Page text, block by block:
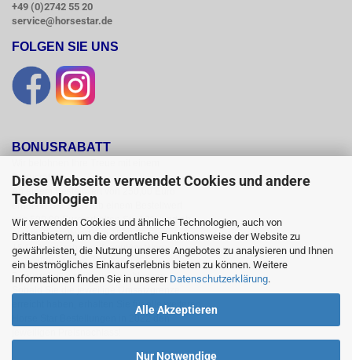
Diese Webseite verwendet Cookies und andere
Technologien
Wir verwenden Cookies und ähnliche Technologien, auch von
Drittanbietern, um die ordentliche Funktionsweise der Website zu
gewährleisten, die Nutzung unseres Angebotes zu analysieren und Ihnen
ein bestmögliches Einkaufserlebnis bieten zu können. Weitere
Informationen finden Sie in unserer Datenschutzerklärung.
Alle Akzeptieren
Nur Notwendige
+49 (0)2742 55 20
service@horsestar.de
FOLGEN SIE UNS
BONUSRABATT
Bonusrabatt.
Ab einem Bestellwert von 250,00 Euro
erhalten Sie 10 %, ab einem Bestellwert
von 500,00 Euro erhalten Sie 12% und ab
einem  Bestellwert von 1500,00 Euro
15 % Bonusrabatt auf reguläre Ware.
Reduzierte Artikel und Sättel sind vom
Bonusrabattsystem ausgeschlossen.
erreicht haben, erhalten Sie für alle weiteren